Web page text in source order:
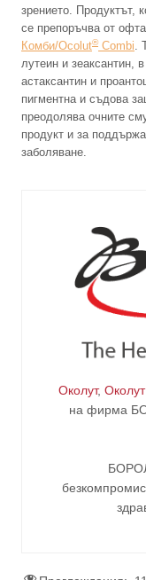
зрението. Продуктът,
се препоръчва от
Комби/Ocolut®Combi
лутеин и зеаксантин,
астаксантин и
пигментна и съдова
преодолява очните
продукт и за
заболяване.
Околут,
на фирма